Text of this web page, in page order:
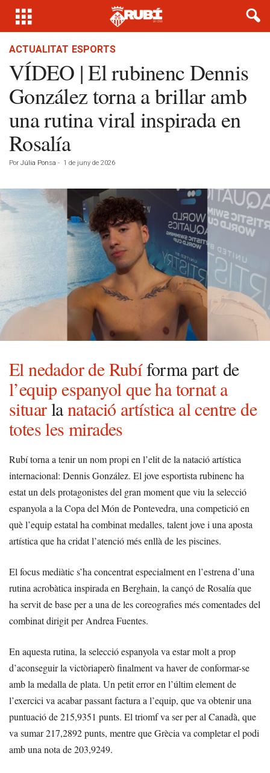
ACTUALITAT ESPORTS
VÍDEO | El rubinenc Dennis
González torna a brillar amb
una rutina viral inspirada en
Rosalía
Por Júlia Ponsa - 1 de juny de 2026
El nedador de Rubíforma part de
l’equip espanyol que ha tornat a
situarlanatació artística al centre de
totes les mirades
Rubí torna a tenir un nom propi en l’elit de la natació artística
internacional: Dennis González. El jove esportista rubinenc ha
estat un dels protagonistes del gran moment que viu la selecció
espanyola a la Copa del Món de Pontevedra, una competició en
què l’equip estatal ha combinat medalles, talent jove i una aposta
artística que ha cridat l’atenció més enllà de les piscines.
El focus mediàtic s’ha concentrat especialment en l’estrena d’una
rutina acrobàtica inspirada en Berghain, la cançó de Rosalía que
ha servit de base per a una de les coreografies més comentades del
combinat dirigit per Andrea Fuentes.
En aquesta rutina, la selecció espanyola va estar molt a prop
d’aconseguir la victòriaperò finalment va haver de conformar-se
amb la medalla de plata. Un petit error en l’últim element de
l’exercici va acabar passant factura a l’equip, que va obtenir una
puntuació de 215,9351 punts. El triomf va ser per al Canadà, que
va sumar 217,2892 punts, mentre que Grècia va completar el podi
amb una nota de 203,9249.